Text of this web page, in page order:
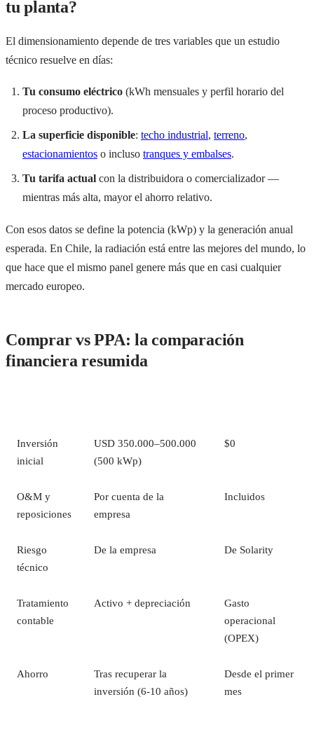
tu planta?
El dimensionamiento depende de tres variables que un estudio
técnico resuelve en días:
Tu consumo eléctrico (kWh mensuales y perfil horario del
proceso productivo).
La superficie disponible: techo industrial, terreno,
estacionamientos o incluso tranques y embalses.
Tu tarifa actual con la distribuidora o comercializador —
mientras más alta, mayor el ahorro relativo.
Con esos datos se define la potencia (kWp) y la generación anual
esperada. En Chile, la radiación está entre las mejores del mundo, lo
que hace que el mismo panel genere más que en casi cualquier
mercado europeo.
Comprar vs PPA: la comparación
financiera resumida
Inversión
inicial
USD 350.000–500.000
(500 kWp)
$0
O&M y
reposiciones
Por cuenta de la
empresa
Incluidos
Riesgo
técnico
De la empresa De Solarity
Tratamiento
contable
Activo + depreciación
Gasto
operacional
(OPEX)
Ahorro
Tras recuperar la
inversión (6-10 años)
Desde el primer
mes